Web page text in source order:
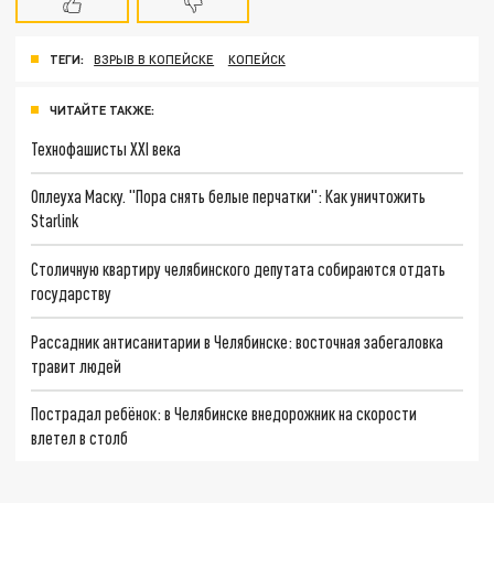
ТЕГИ: ВЗРЫВ В КОПЕЙСКЕ КОПЕЙСК
ЧИТАЙТЕ ТАКЖЕ:
Технофашисты XXI века
Оплеуха Маску. "Пора снять белые перчатки": Как уничтожить
Starlink
Столичную квартиру челябинского депутата собираются отдать
государству
Рассадник антисанитарии в Челябинске: восточная забегаловка
травит людей
Пострадал ребёнок: в Челябинске внедорожник на скорости
влетел в столб